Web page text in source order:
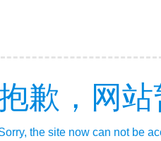
歉，网
the site now can not be